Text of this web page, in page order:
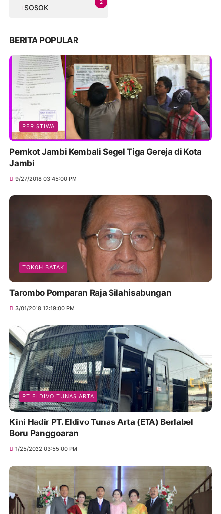
SOSOK
2
BERITA POPULAR
PERISTIWA
Pemkot Jambi Kembali Segel Tiga Gereja di Kota
Jambi
9/27/2018 03:45:00 PM
TOKOH BATAK
Tarombo Pomparan Raja Silahisabungan
3/01/2018 12:19:00 PM
PT ELDIVO TUNAS ARTA
Kini Hadir PT. Eldivo Tunas Arta (ETA) Berlabel
Boru Panggoaran
1/25/2022 03:55:00 PM